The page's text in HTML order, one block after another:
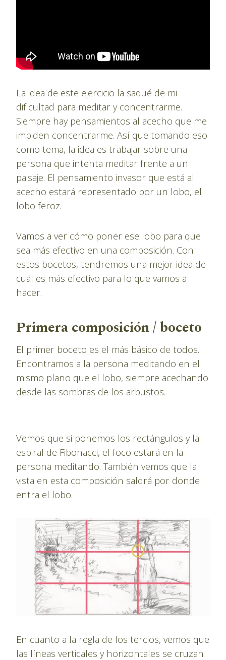
La idea de este ejercicio la saqué de mi
dificultad para meditar y concentrarme.
Siempre hay pensamientos al acecho que me
impiden concentrarme. Así que tomando eso
como tema, la idea es trabajar sobre una
persona que intenta meditar frente a un
paisaje. El pensamiento invasor que está al
acecho estará representado por un lobo, el
lobo feroz.
Vamos a ver cómo poner ese lobo para que
sea más efectivo en una composición. Con
estos bocetos, tendremos una mejor idea de
cuál es más efectivo para lo que vamos a
hacer.
Primera composición / boceto
El primer boceto es el más básico de todos.
Encontramos a la persona meditando en el
mismo plano que el lobo, siempre acechando
desde las sombras de los arbustos.
Vemos que si ponemos los rectángulos y la
espiral de Fibonacci, el foco estará en la
persona meditando. También vemos que la
vista en esta composición saldrá por donde
entra el lobo.
En cuanto a la regla de los tercios, vemos que
las líneas verticales y horizontales se cruzan